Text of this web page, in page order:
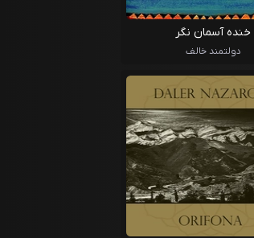
خنده آسمان نگر
دولتمند خالف